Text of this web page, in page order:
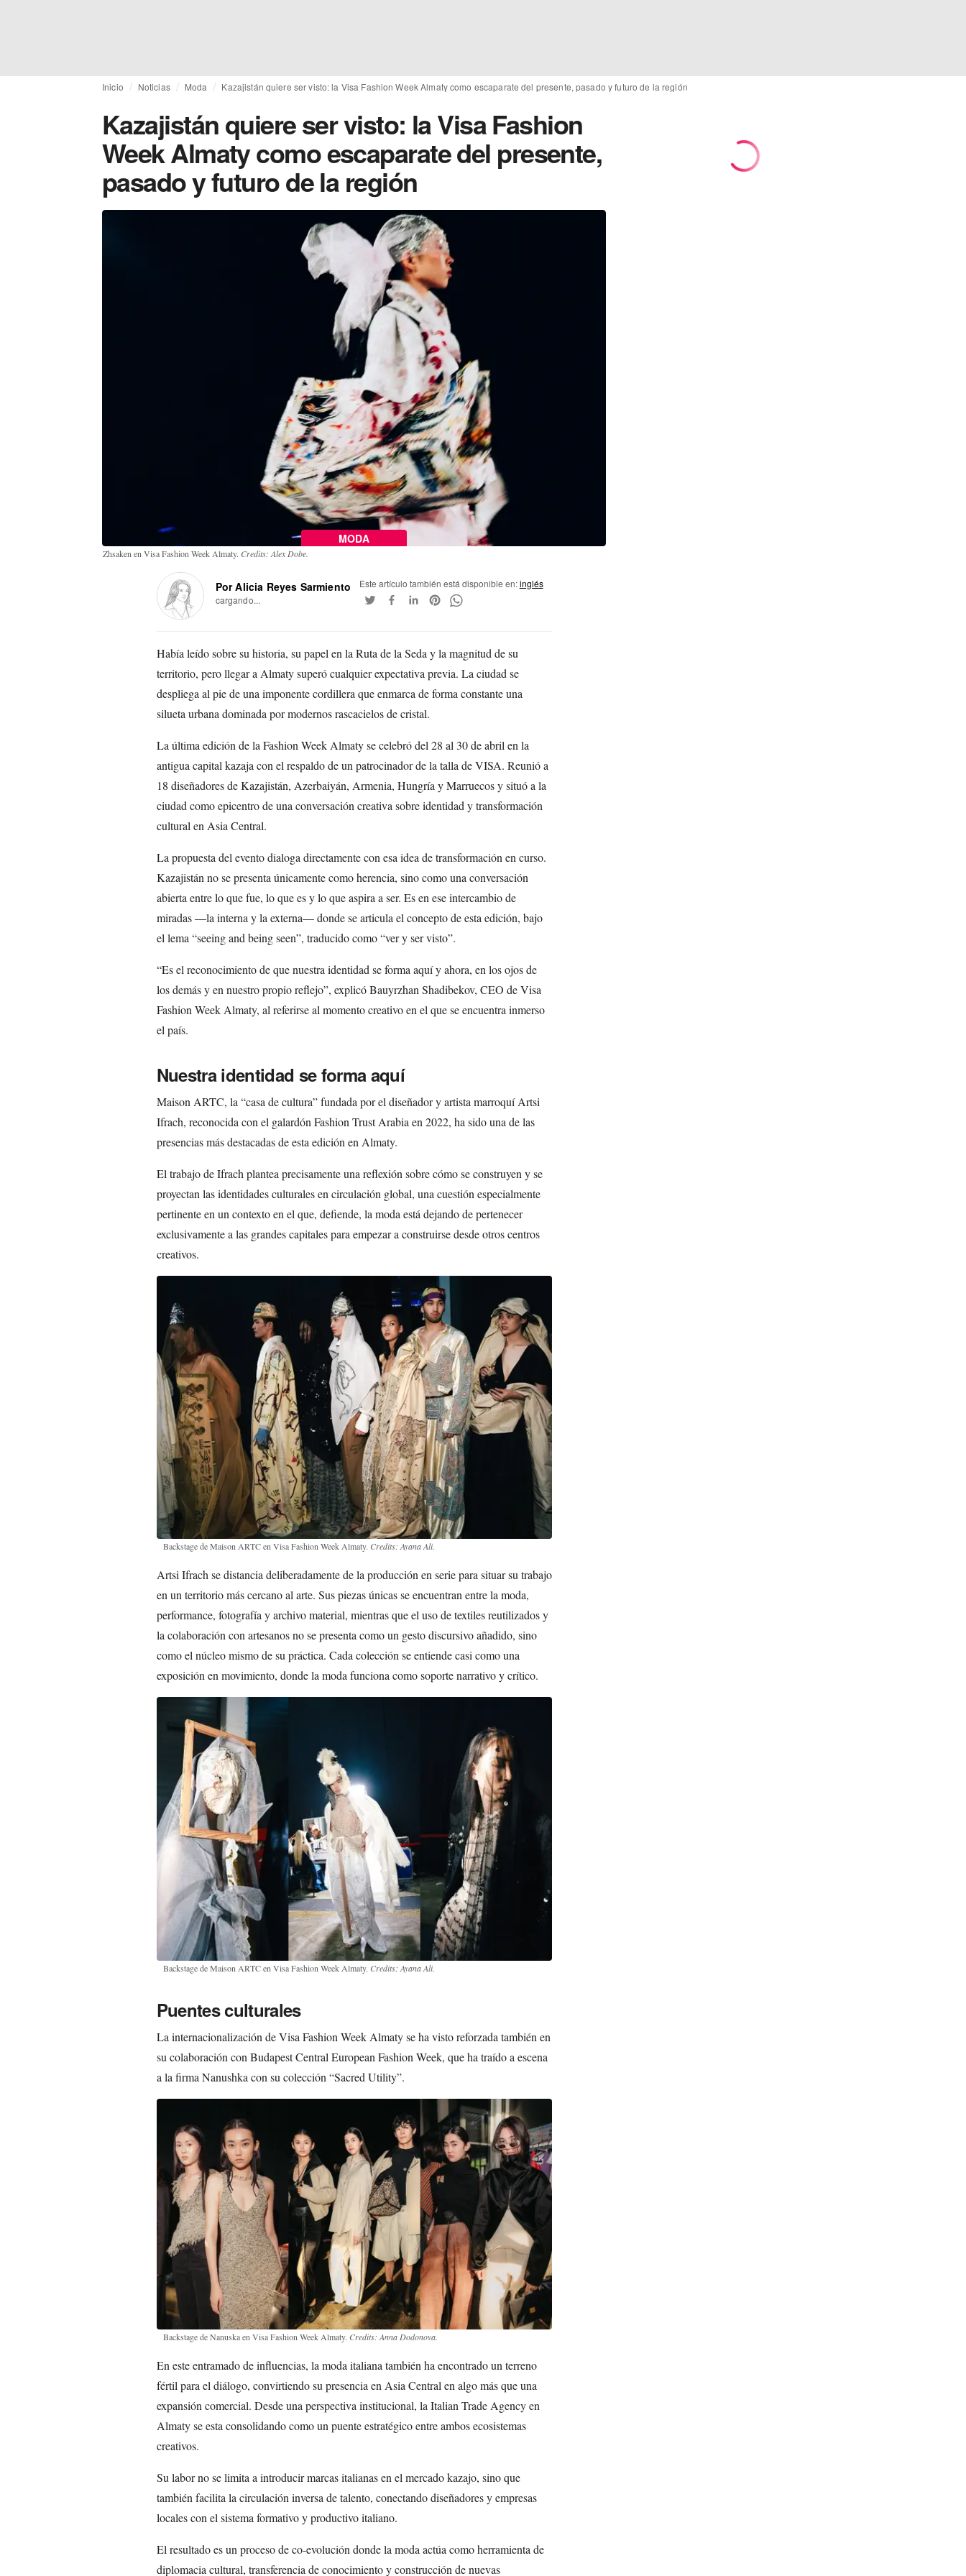
Inicio Noticias Moda Kazajistán quiere ser visto: la Visa Fashion Week Almaty como escaparate del presente, pasado y futuro de la región
Kazajistán quiere ser visto: la Visa Fashion
Week Almaty como escaparate del presente,
pasado y futuro de la región
MODA
Zhsaken en Visa Fashion Week Almaty. Credits: Alex Dobe.
Por Alicia Reyes Sarmiento
cargando...
Este artículo también está disponible en:inglés
Había leído sobre su historia, su papel en la Ruta de la Seda y la magnitud de su
territorio, pero llegar a Almaty superó cualquier expectativa previa. La ciudad se
despliega al pie de una imponente cordillera que enmarca de forma constante una
silueta urbana dominada por modernos rascacielos de cristal.
La última edición de la Fashion Week Almaty se celebró del 28 al 30 de abril en la
antigua capital kazaja con el respaldo de un patrocinador de la talla de VISA. Reunió a
18 diseñadores de Kazajistán, Azerbaiyán, Armenia, Hungría y Marruecos y situó a la
ciudad como epicentro de una conversación creativa sobre identidad y transformación
cultural en Asia Central.
La propuesta del evento dialoga directamente con esa idea de transformación en curso.
Kazajistán no se presenta únicamente como herencia, sino como una conversación
abierta entre lo que fue, lo que es y lo que aspira a ser. Es en ese intercambio de
miradas —la interna y la externa— donde se articula el concepto de esta edición, bajo
el lema “seeing and being seen”, traducido como “ver y ser visto”.
“Es el reconocimiento de que nuestra identidad se forma aquí y ahora, en los ojos de
los demás y en nuestro propio reflejo”, explicó Bauyrzhan Shadibekov, CEO de Visa
Fashion Week Almaty, al referirse al momento creativo en el que se encuentra inmerso
el país.
Nuestra identidad se forma aquí
Maison ARTC, la “casa de cultura” fundada por el diseñador y artista marroquí Artsi
Ifrach, reconocida con el galardón Fashion Trust Arabia en 2022, ha sido una de las
presencias más destacadas de esta edición en Almaty.
El trabajo de Ifrach plantea precisamente una reflexión sobre cómo se construyen y se
proyectan las identidades culturales en circulación global, una cuestión especialmente
pertinente en un contexto en el que, defiende, la moda está dejando de pertenecer
exclusivamente a las grandes capitales para empezar a construirse desde otros centros
creativos.
Backstage de Maison ARTC en Visa Fashion Week Almaty. Credits: Ayana Ali.
Artsi Ifrach se distancia deliberadamente de la producción en serie para situar su trabajo
en un territorio más cercano al arte. Sus piezas únicas se encuentran entre la moda,
performance, fotografía y archivo material, mientras que el uso de textiles reutilizados y
la colaboración con artesanos no se presenta como un gesto discursivo añadido, sino
como el núcleo mismo de su práctica. Cada colección se entiende casi como una
exposición en movimiento, donde la moda funciona como soporte narrativo y crítico.
Backstage de Maison ARTC en Visa Fashion Week Almaty. Credits: Ayana Ali.
Puentes culturales
La internacionalización de Visa Fashion Week Almaty se ha visto reforzada también en
su colaboración con Budapest Central European Fashion Week, que ha traído a escena
a la firma Nanushka con su colección “Sacred Utility”.
Backstage de Nanuska en Visa Fashion Week Almaty. Credits: Anna Dodonova.
En este entramado de influencias, la moda italiana también ha encontrado un terreno
fértil para el diálogo, convirtiendo su presencia en Asia Central en algo más que una
expansión comercial. Desde una perspectiva institucional, la Italian Trade Agency en
Almaty se esta consolidando como un puente estratégico entre ambos ecosistemas
creativos.
Su labor no se limita a introducir marcas italianas en el mercado kazajo, sino que
también facilita la circulación inversa de talento, conectando diseñadores y empresas
locales con el sistema formativo y productivo italiano.
El resultado es un proceso de co-evolución donde la moda actúa como herramienta de
diplomacia cultural, transferencia de conocimiento y construcción de nuevas